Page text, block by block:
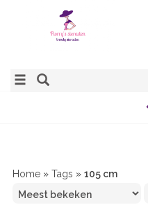
Home » Tags » 105 cm